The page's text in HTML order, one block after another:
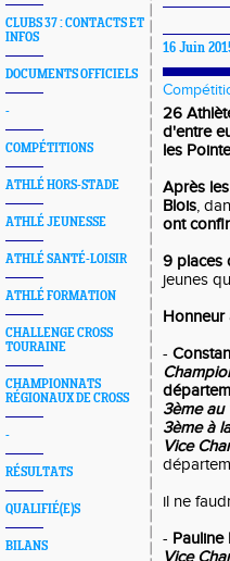
CLUBS 37 : CONTACTS ET
INFOS
DOCUMENTS OFFICIELS
-
COMPÉTITIONS
ATHLÉ HORS-STADE
ATHLÉ JEUNESSE
ATHLÉ SANTÉ-LOISIR
ATHLÉ FORMATION
CHALLENGE CROSS
TOURAINE
CHAMPIONNATS
RÉGIONAUX DE CROSS
-
RÉSULTATS
QUALIFIÉ(E)S
BILANS
16 Juin
26
d'entre
les
Après
Blois,
ont
9 places
jeunes
Honneur
-
3ème au
3ème à
Vice
il ne
- Pauline
Vice